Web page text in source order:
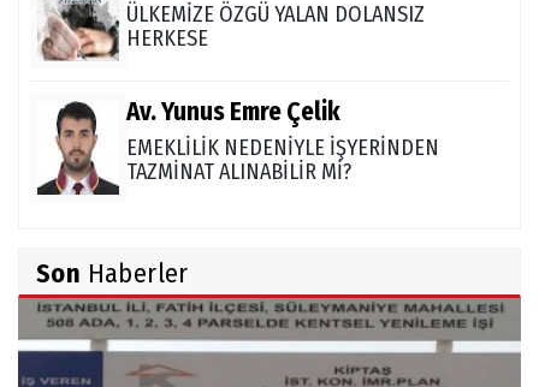
ÜLKEMİZE ÖZGÜ YALAN DOLANSIZ
HERKESE
Av. Yunus Emre Çelik
EMEKLİLİK NEDENİYLE İŞYERİNDEN
TAZMİNAT ALINABİLİR Mİ?
TÜRK DEVLETLERİ TEŞKİLATI'NI ANLAMAK
M. Şevket Atalay
Son Haberler